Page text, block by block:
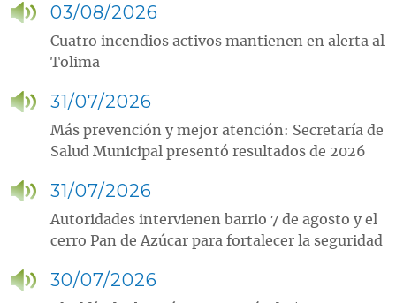
03/08/2026
Cuatro incendios activos mantienen en alerta al
Tolima
31/07/2026
Más prevención y mejor atención: Secretaría de
Salud Municipal presentó resultados de 2026
31/07/2026
Autoridades intervienen barrio 7 de agosto y el
cerro Pan de Azúcar para fortalecer la seguridad
30/07/2026